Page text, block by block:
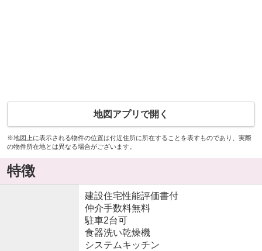
地図アプリで開く
※地図上に表示される物件の位置は付近住所に所在することを表すものであり、実際
の物件所在地とは異なる場合がございます。
特徴
建設住宅性能評価書付
仲介手数料無料
駐車2台可
食器洗い乾燥機
システムキッチン